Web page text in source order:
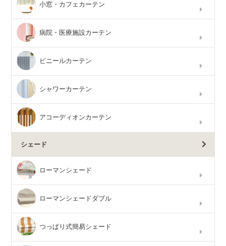
小窓・カフェカーテン
病院・医療施設カーテン
ビニールカーテン
シャワーカーテン
アコーディオンカーテン
シェード
ローマンシェード
ローマンシェードダブル
つっぱり式簡易シェード